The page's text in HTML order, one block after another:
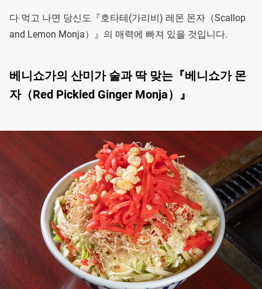
다 먹고 나면 당신도『호타테(가리비) 레몬 몬자（Scallop
and Lemon Monja）』의 매력에 빠져 있을 것입니다.
베니쇼가의 산미가 술과 딱 맞는『베니쇼가 몬
자（Red Pickled Ginger Monja）』